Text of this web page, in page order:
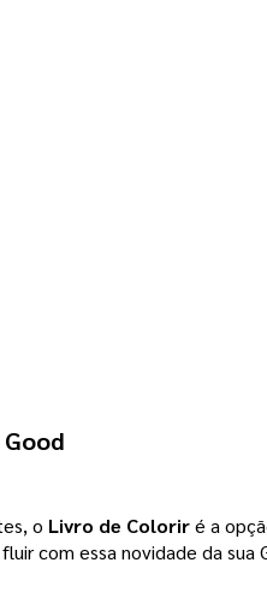
o Livro de Colorir é a
com essa novidade da sua